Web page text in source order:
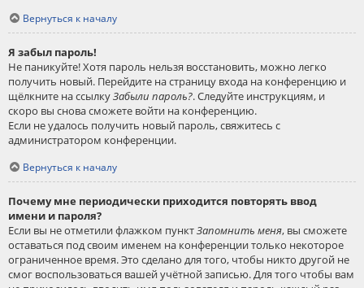
Вернуться к началу
Я забыл пароль!
Не паникуйте! Хотя пароль нельзя восстановить, можно легко
получить новый. Перейдите на страницу входа на конференцию и
щёлкните на ссылкуЗабыли пароль?. Следуйте инструкциям, и
скоро вы снова сможете войти на конференцию.
Если не удалось получить новый пароль, свяжитесь с
администратором конференции.
Вернуться к началу
Почему мне периодически приходится повторять ввод
имени и пароля?
Если вы не отметили флажком пунктЗапомнить меня, вы сможете
оставаться под своим именем на конференции только некоторое
ограниченное время. Это сделано для того, чтобы никто другой не
смог воспользоваться вашей учётной записью. Для того чтобы вам